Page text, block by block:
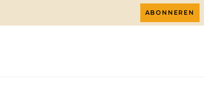
ABONNEREN